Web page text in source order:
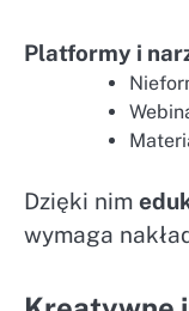
Platformy i
Dzięki nim
wymaga